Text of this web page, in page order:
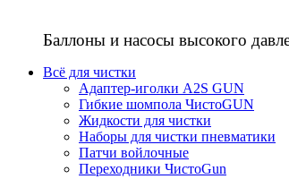
Баллоны и насосы высокого
Всё для чистки
Адаптер-иголки A2S GUN
Гибкие шомпола ЧистоGUN
Жидкости для чистки
Наборы для чистки пневматики
Патчи войлочные
Переходники ЧистоGun